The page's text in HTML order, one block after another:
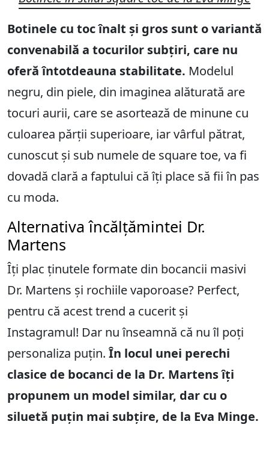
Botinele cu toc înalt și gros sunt o variantă
convenabilă a tocurilor subțiri, care nu
oferă întotdeauna stabilitate. Modelul
negru, din piele, din imaginea alăturată are
tocuri aurii, care se asortează de minune cu
culoarea părții superioare, iar vârful pătrat,
cunoscut și sub numele de square toe, va fi
dovadă clară a faptului că îți place să fii în pas
cu moda.
Alternativa încălțămintei Dr.
Martens
Îți plac ținutele formate din bocancii masivi
Dr. Martens și rochiile vaporoase? Perfect,
pentru că acest trend a cucerit și
Instagramul! Dar nu înseamnă că nu îl poți
personaliza puțin.În locul unei perechi
clasice de bocanci de la Dr. Martens îți
propunem un model similar, dar cu o
siluetă puțin mai subțire, de la Eva Minge.